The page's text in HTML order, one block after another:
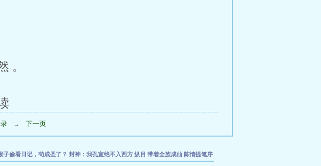
。
→ 下一页
子偷看日记，苟成圣了？ 封神：我孔宣绝不入西方 纵目 带着全族成仙 陈情提笔序